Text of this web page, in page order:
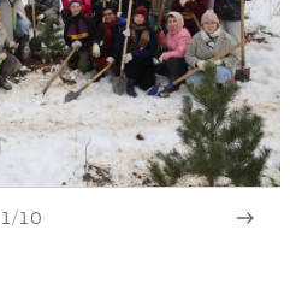
1/10